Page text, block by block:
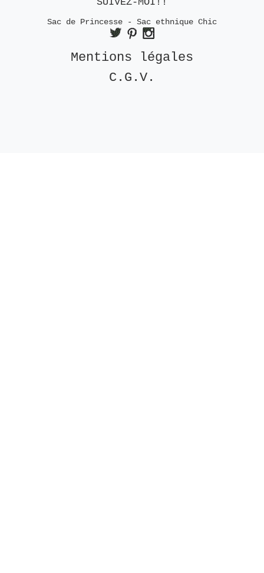
Sac de Princesse - Sac ethnique Chic
Mentions légales
C.G.V.